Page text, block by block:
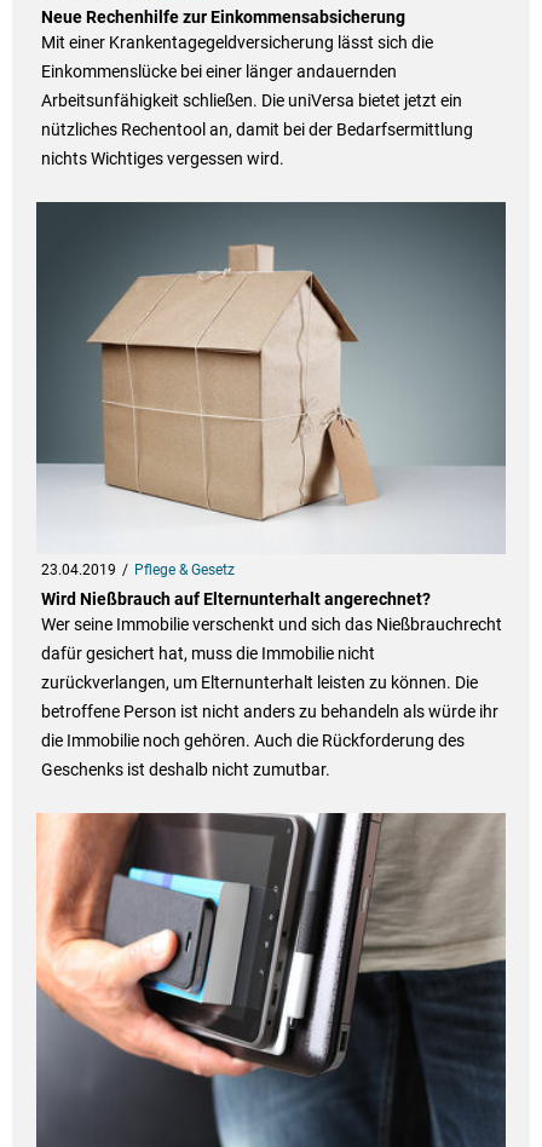
Neue Rechenhilfe zur Einkommensabsicherung
Mit einer Krankentagegeldversicherung lässt sich die
Einkommenslücke bei einer länger andauernden
Arbeitsunfähigkeit schließen. Die uniVersa bietet jetzt ein
nützliches Rechentool an, damit bei der Bedarfsermittlung
nichts Wichtiges vergessen wird.
23.04.2019 Pflege & Gesetz
Wird Nießbrauch auf Elternunterhalt angerechnet?
Wer seine Immobilie verschenkt und sich das Nießbrauchrecht
dafür gesichert hat, muss die Immobilie nicht
zurückverlangen, um Elternunterhalt leisten zu können. Die
betroffene Person ist nicht anders zu behandeln als würde ihr
die Immobilie noch gehören. Auch die Rückforderung des
Geschenks ist deshalb nicht zumutbar.